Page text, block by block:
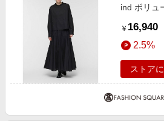
ind ボリュ
￥ 16,940
2.5%
ストア